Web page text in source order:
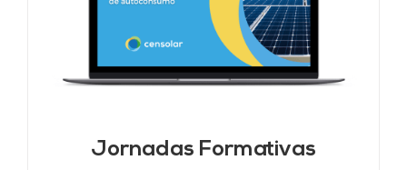
Jornadas Formativas